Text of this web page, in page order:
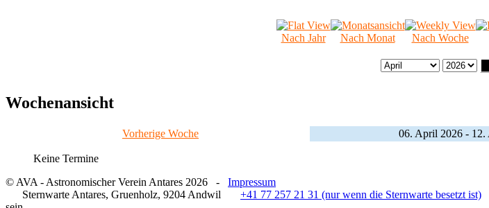
Nach Jahr Nach Monat Nach Woche
Wochenansicht
Vorherige Woche 06. April 2026 - 12.
Keine Termine
© AVA - Astronomischer Verein Antares 2026 - Impressum
Sternwarte Antares, Gruenholz, 9204 Andwil
+41 77 257 21 31 (nur wenn die Sternwarte besetzt ist)